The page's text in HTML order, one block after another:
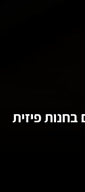
פיזית